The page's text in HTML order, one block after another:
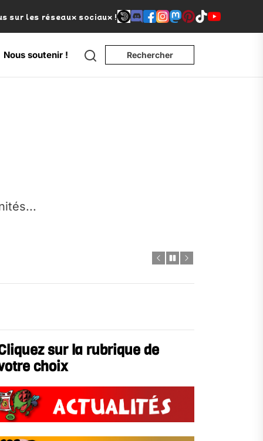
sur les réseaux sociaux !
Nous soutenir ! Search Rechercher
sur la rubrique de
choix